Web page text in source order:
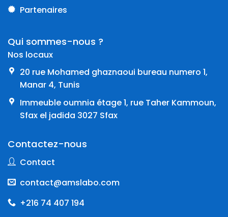
Partenaires
Qui sommes-nous ?
Nos locaux
20 rue Mohamed ghaznaoui bureau numero 1,
Manar 4, Tunis
Immeuble oumnia étage 1, rue Taher Kammoun,
Sfax el jadida 3027 Sfax
Contactez-nous
Contact
contact@amslabo.com
+216 74 407 194